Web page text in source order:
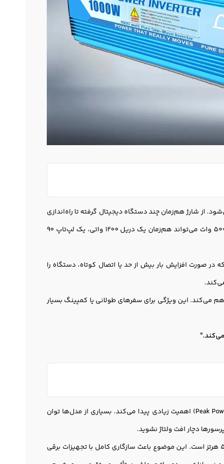
می‌شود. از شارژ هم‌زمان چند دستگاه دیجیتال گرفته تا راه‌اندازی
ابزارهای برقی سبک، این دستگاه در شرایط مختلف کاربرد دارد. به‌طور میانگین یک اینورتر 5000 وات می‌تواند هم‌زمان یک دریل 1200 واتی، یک لپ‌تاپ 90
در صورت افزایش بار بیش از حد یا اتصال کوتاه، دستگاه را
می‌کند. این ویژگی برای سفرهای طولانی یا کمپینگ بسیار
می‌شود، توان واقعی و توان لحظه‌ای (Peak Power) اهمیت زیادی پیدا می‌کند. بسیاری از مدل‌ها توان
در مدل‌های استاندارد، ولتاژ خروجی روی 220 تا 230 ولت تثبیت می‌شود و فرکانس خروجی 50 هرتز است. این موضوع باعث سازگاری کامل با تجهیزات برقی